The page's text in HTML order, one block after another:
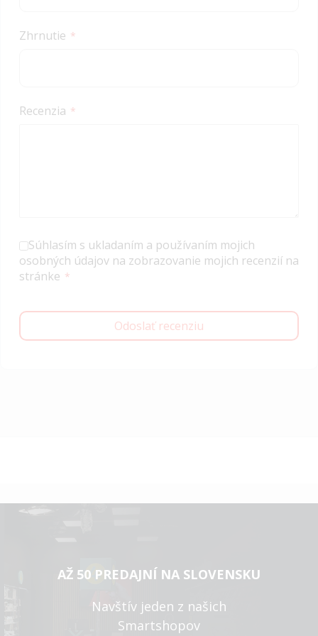
Zhrnutie
Recenzia
Súhlasím s ukladaním a používaním mojich
osobných údajov na zobrazovanie mojich recenzií na
stránke
Odoslať recenziu
AŽ 50 PREDAJNÍ NA SLOVENSKU
Navštív jeden z našich
Smartshopov